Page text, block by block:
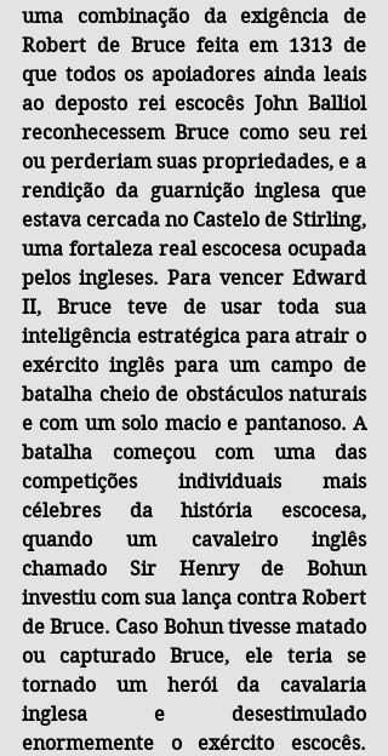
uma combinação da exigência de
Robert de Bruce feita em 1313 de
que todos os apoiadores ainda leais
ao deposto rei escocês John Balliol
reconhecessem Bruce como seu rei
ou perderiam suas propriedades, e a
rendição da guarnição inglesa que
estava cercada no Castelo de Stirling,
uma fortaleza real escocesa ocupada
pelos ingleses. Para vencer Edward
II, Bruce teve de usar toda sua
inteligência estratégica para atrair o
exército inglês para um campo de
batalha cheio de obstáculos naturais
e com um solo macio e pantanoso. A
batalha começou com uma das
competições individuais mais
célebres da história escocesa,
quando um cavaleiro inglês
chamado Sir Henry de Bohun
investiu com sua lança contra Robert
de Bruce. Caso Bohun tivesse matado
ou capturado Bruce, ele teria se
tornado um herói da cavalaria
inglesa e desestimulado
enormemente o exército escocês.